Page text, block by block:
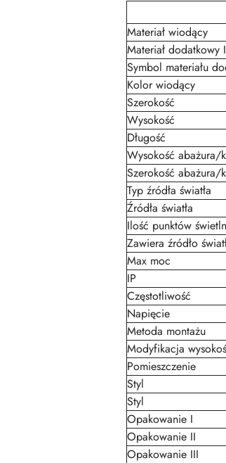
Materiał wiodący
Materiał dodatkowy I
Symbol materiału
Kolor wiodący
Szerokość
Wysokość
Długość
Wysokość abażura/
Szerokość abażura/
Typ źródła światła
Źródła światła
Ilość punktów
Zawiera źródło
Max moc
IP
Częstotliwość
Napięcie
Metoda montażu
Modyfikacja
Pomieszczenie
Styl
Styl
Opakowanie I
Opakowanie II
Opakowanie III